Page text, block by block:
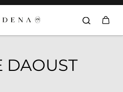
DAOUST